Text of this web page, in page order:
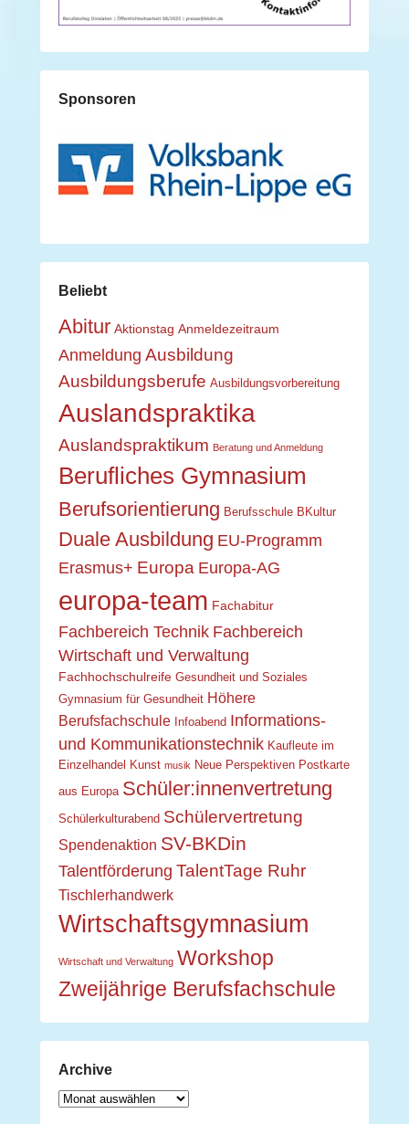
Sponsoren
Beliebt
Abitur Aktionstag Anmeldezeitraum
Anmeldung Ausbildung
Ausbildungsberufe Ausbildungsvorbereitung
Auslandspraktika
Auslandspraktikum Beratung und Anmeldung
Berufliches Gymnasium
Berufsorientierung Berufsschule BKultur
Duale Ausbildung EU-Programm
Erasmus+ Europa Europa-AG
europa-team Fachabitur
Fachbereich Technik Fachbereich
Wirtschaft und Verwaltung
Fachhochschulreife Gesundheit und Soziales
Gymnasium für Gesundheit Höhere
Berufsfachschule Infoabend Informations-
und Kommunikationstechnik Kaufleute im
Einzelhandel
Kunst musik Neue Perspektiven Postkarte
aus Europa Schüler:innenvertretung
Schülerkulturabend Schülervertretung
Spendenaktion SV-BKDin
Talentförderung TalentTage Ruhr
Tischlerhandwerk
Wirtschaftsgymnasium
Wirtschaft und Verwaltung Workshop
Zweijährige Berufsfachschule
Archive
Archive